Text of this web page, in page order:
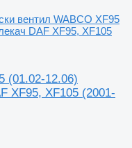
вентил WABCO XF95
DAF XF95, XF105
(01.02-12.06)
XF95, XF105 (2001-